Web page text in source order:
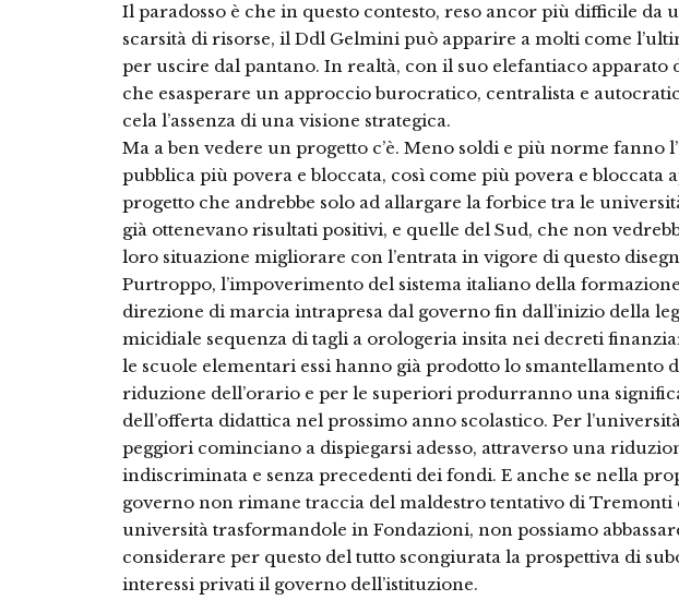
Il paradosso è che in questo contesto, reso ancor più difficile da
scarsità di risorse, il Ddl Gelmini può apparire a molti come
per uscire dal pantano. In realtà, con il suo elefantiaco apparato
che esasperare un approccio burocratico, centralista e
cela l’assenza di una visione strategica.
Ma a ben vedere un progetto c’è. Meno soldi e più norme fanno
pubblica più povera e bloccata, così come più povera e bloccata
progetto che andrebbe solo ad allargare la forbice tra le
già ottenevano risultati positivi, e quelle del Sud, che non
loro situazione migliorare con l’entrata in vigore di questo
Purtroppo, l’impoverimento del sistema italiano della
direzione di marcia intrapresa dal governo fin dall’inizio della
micidiale sequenza di tagli a orologeria insita nei decreti
le scuole elementari essi hanno già prodotto lo smantellamento
riduzione dell’orario e per le superiori produrranno una
dell’offerta didattica nel prossimo anno scolastico. Per
peggiori cominciano a dispiegarsi adesso, attraverso una
indiscriminata e senza precedenti dei fondi. E anche se nella
governo non rimane traccia del maldestro tentativo di Tremonti
università trasformandole in Fondazioni, non possiamo
considerare per questo del tutto scongiurata la prospettiva di
interessi privati il governo dell’istituzione.